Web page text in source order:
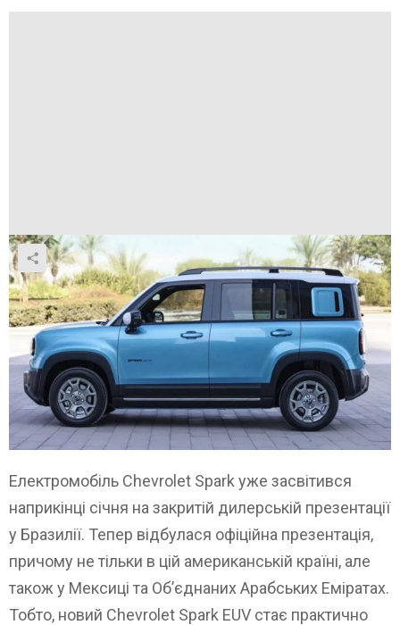
Електромобіль Chevrolet Spark уже засвітився
наприкінці січня на закритій дилерській презентації
у Бразилії. Тепер відбулася офіційна презентація,
причому не тільки в цій американській країні, але
також у Мексиці та Об’єднаних Арабських Еміратах.
Тобто, новий Chevrolet Spark EUV стає практично